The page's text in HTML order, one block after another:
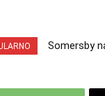
Somersby
INA